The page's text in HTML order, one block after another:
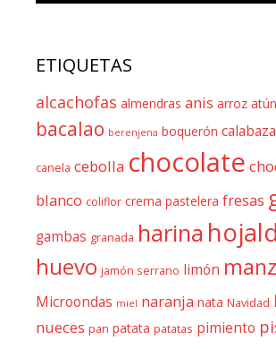
ETIQUETAS
alcachofas almendras anis arroz atún
bacalao berenjena boquerón calabaza
canela cebolla chocolate
blanco coliflor crema pastelera fresas
gambas granada harina
huevo jamón serrano limón
Microondas miel naranja nata Navidad
nueces pan patata patatas pimiento